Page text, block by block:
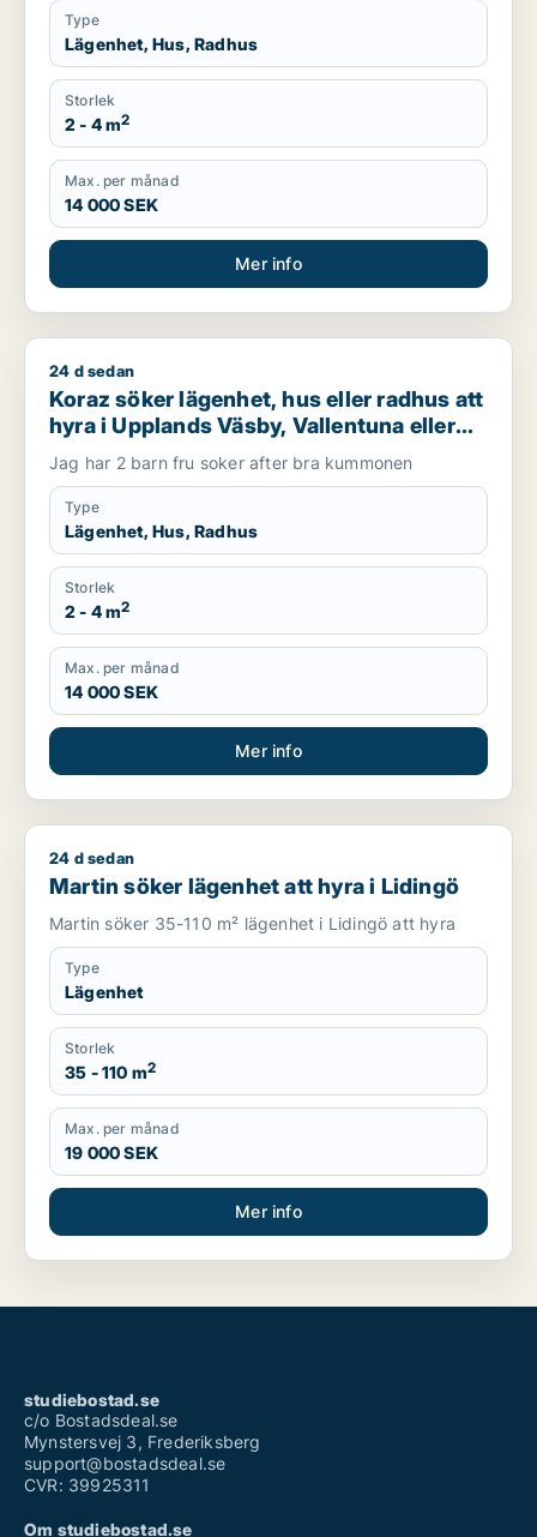
Type
Lägenhet, Hus, Radhus
Storlek
2 - 4 m2
Max. per månad
14 000 SEK
Mer info
Koraz söker lägenhet, hus eller radhus att hyra i Upplands
24 d sedan
Koraz söker lägenhet, hus eller radhus att
hyra i Upplands Väsby, Vallentuna eller
Järfälla m.fl.
Jag har 2 barn fru soker after bra kummonen
Type
Lägenhet, Hus, Radhus
Storlek
2 - 4 m2
Max. per månad
14 000 SEK
Mer info
Martin söker lägenhet att hyra i Lidingö
24 d sedan
Martin söker lägenhet att hyra i Lidingö
Martin söker 35-110 m² lägenhet i Lidingö att hyra
Type
Lägenhet
Storlek
35 - 110 m2
Max. per månad
19 000 SEK
Mer info
studiebostad.se
c/o Bostadsdeal.se
Mynstersvej 3, Frederiksberg
support@bostadsdeal.se
CVR: 39925311
Om studiebostad.se